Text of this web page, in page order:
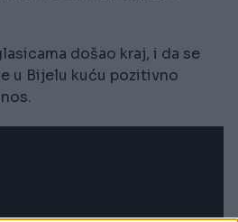
došao kraj, i da se
u Bijelu kuću pozitivno